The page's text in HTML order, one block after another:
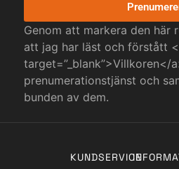
Genom att markera den här
att jag har läst och förstått
target=”_blank”>Villkoren</
prenumerationstjänst och
bunden av dem.
KUNDSERVICE